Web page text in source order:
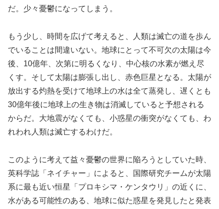
だ。少々憂鬱になってしまう。
もう少し、時間を広げて考えると、人類は滅亡の道を歩ん
でいることは間違いない。地球にとって不可欠の太陽は今
後、10億年、次第に明るくなり、中心核の水素が燃え尽
くす。そして太陽は膨張し出し、赤色巨星となる。太陽が
放出する灼熱を受けて地球上の水は全て蒸発し、遅くとも
30億年後に地球上の生き物は消滅していると予想される
からだ。大地震がなくても、小惑星の衝突がなくても、わ
れわれ人類は滅亡するわけだ。
このように考えて益々憂鬱の世界に陥ろうとしていた時、
英科学誌「ネイチャー」によると、国際研究チームが太陽
系に最も近い恒星「プロキシマ・ケンタウリ」の近くに、
水がある可能性のある、地球に似た惑星を発見したと発表